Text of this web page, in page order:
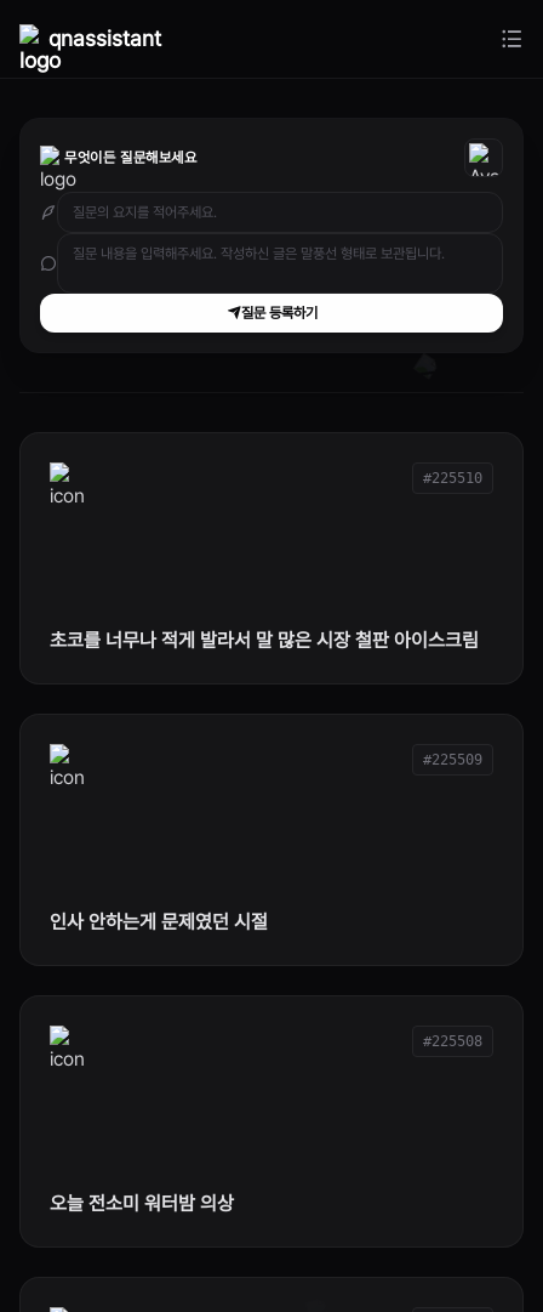
qnassistant
무엇이든 질문해보세요
질문 등록하기
#225510
초코를 너무나 적게 발라서 말 많은 시장 철판 아이스크림
#225509
인사 안하는게 문제였던 시절
#225508
오늘 전소미 워터밤 의상